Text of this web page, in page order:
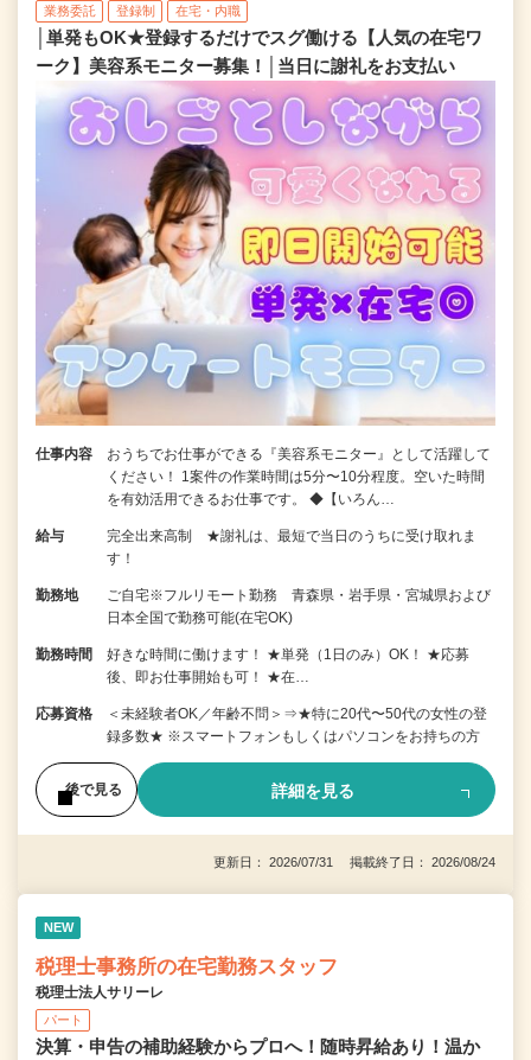
業務委託 登録制 在宅・内職
│単発もOK★登録するだけでスグ働ける【人気の在宅ワ
ーク】美容系モニター募集！│当日に謝礼をお支払い
仕事内容
おうちでお仕事ができる『美容系モニター』として活躍して
ください！ 1案件の作業時間は5分〜10分程度。空いた時間
を有効活用できるお仕事です。 ◆【いろん…
給与
完全出来高制 ★謝礼は、最短で当日のうちに受け取れま
す！
勤務地
ご自宅※フルリモート勤務 青森県・岩手県・宮城県および
日本全国で勤務可能(在宅OK)
勤務時間
好きな時間に働けます！ ★単発（1日のみ）OK！ ★応募
後、即お仕事開始も可！ ★在…
応募資格
＜未経験者OK／年齢不問＞⇒★特に20代〜50代の女性の登
録多数★ ※スマートフォンもしくはパソコンをお持ちの方
後で見る 詳細を見る
更新日： 2026/07/31 掲載終了日： 2026/08/24
NEW
税理士事務所の在宅勤務スタッフ
税理士法人サリーレ
パート
決算・申告の補助経験からプロへ！随時昇給あり！温か